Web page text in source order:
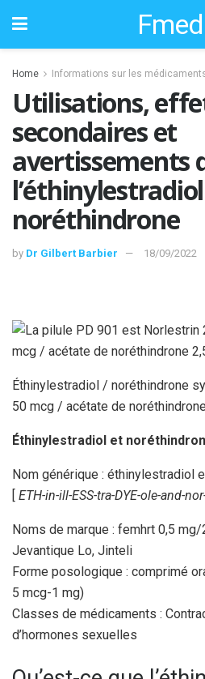
Home Informations sur les
Utilisations,
secondaires et
avertissements
noréthindrone
by Dr Gilbert Barbier 18/09/2022
Éthinylestradiol / noréthindrone
50 mcg / acétate de
Éthinylestradiol et
Nom générique : éthinylestradiol
[ ETH-in-ill-ESS-tra-DYE-ole-and-
Noms de marque : femhrt 0,5 mg/
Jevantique Lo, Jinteli
Forme posologique : comprimé
5 mcg-1 mg)
Classes de médicaments :
d’hormones sexuelles